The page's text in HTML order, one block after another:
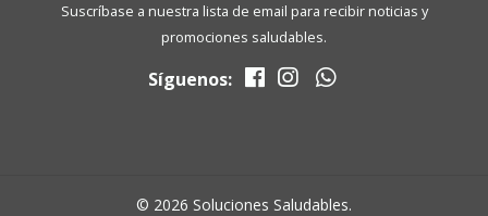
Suscríbase a nuestra lista de email para recibir noticias y
promociones saludables.
Síguenos:
© 2026 Soluciones Saludables.